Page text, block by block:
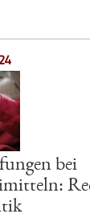
bei